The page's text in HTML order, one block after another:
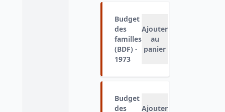
Budget
des
familles
(BDF) -
1973
Ajouter
au
panier
Budget
des
Ajouter